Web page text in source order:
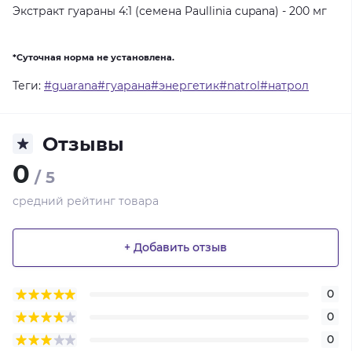
Экстракт гуараны 4:1 (семена Paullinia cupana) - 200 мг
*Суточная норма не установлена.
Теги: #guarana#гуарана#энергетик#natrol#натрол
Отзывы
0 / 5
средний рейтинг товара
+ Добавить отзыв
0
0
0